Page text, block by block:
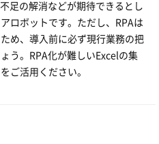
足の解消などが期待できるとし
ロボットです。ただし、RPAは
め、導入前に必ず現行業務の把
う。RPA化が難しいExcelの集
をご活用ください。